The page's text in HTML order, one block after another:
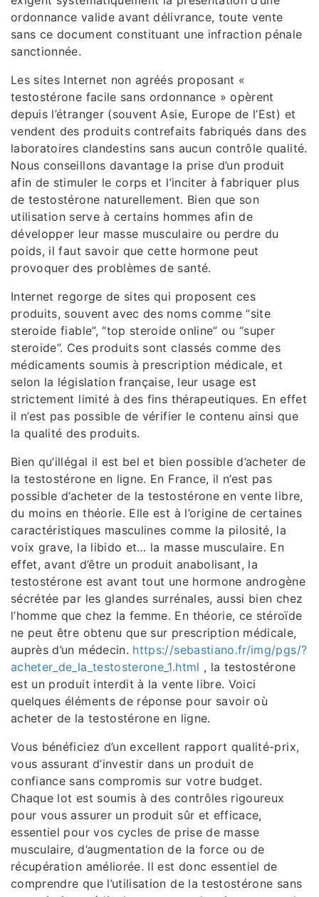
ordonnance valide avant délivrance, toute vente
sans ce document constituant une infraction pénale
sanctionnée.
Les sites Internet non agréés proposant «
testostérone facile sans ordonnance » opèrent
depuis l’étranger (souvent Asie, Europe de l’Est) et
vendent des produits contrefaits fabriqués dans des
laboratoires clandestins sans aucun contrôle qualité.
Nous conseillons davantage la prise d’un produit
afin de stimuler le corps et l’inciter à fabriquer plus
de testostérone naturellement. Bien que son
utilisation serve à certains hommes afin de
développer leur masse musculaire ou perdre du
poids, il faut savoir que cette hormone peut
provoquer des problèmes de santé.
Internet regorge de sites qui proposent ces
produits, souvent avec des noms comme “site
steroide fiable”, “top steroide online” ou “super
steroide”. Ces produits sont classés comme des
médicaments soumis à prescription médicale, et
selon la législation française, leur usage est
strictement limité à des fins thérapeutiques. En effet
il n’est pas possible de vérifier le contenu ainsi que
la qualité des produits.
Bien qu’illégal il est bel et bien possible d’acheter de
la testostérone en ligne. En France, il n’est pas
possible d’acheter de la testostérone en vente libre,
du moins en théorie. Elle est à l’origine de certaines
caractéristiques masculines comme la pilosité, la
voix grave, la libido et… la masse musculaire. En
effet, avant d’être un produit anabolisant, la
testostérone est avant tout une hormone androgène
sécrétée par les glandes surrénales, aussi bien chez
l’homme que chez la femme. En théorie, ce stéroïde
ne peut être obtenu que sur prescription médicale,
auprès d’un médecin. https://sebastiano.fr/img/pgs/?
acheter_de_la_testosterone_1.html , la testostérone
est un produit interdit à la vente libre. Voici
quelques éléments de réponse pour savoir où
acheter de la testostérone en ligne.
Vous bénéficiez d’un excellent rapport qualité-prix,
vous assurant d’investir dans un produit de
confiance sans compromis sur votre budget.
Chaque lot est soumis à des contrôles rigoureux
pour vous assurer un produit sûr et efficace,
essentiel pour vos cycles de prise de masse
musculaire, d’augmentation de la force ou de
récupération améliorée. Il est donc essentiel de
comprendre que l’utilisation de la testostérone sans